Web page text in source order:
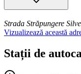
Strada Străpungere
Vizualizează această
Stații de